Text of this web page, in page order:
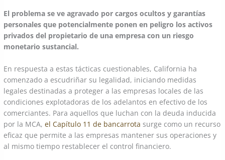
El problema se ve agravado por cargos ocultos y garantías
personales que potencialmente ponen en peligro los activos
privados del propietario de una empresa con un riesgo
monetario sustancial.
En respuesta a estas tácticas cuestionables, California ha
comenzado a escudriñar su legalidad, iniciando medidas
legales destinadas a proteger a las empresas locales de las
condiciones explotadoras de los adelantos en efectivo de los
comerciantes. Para aquellos que luchan con la deuda inducida
por la MCA, el Capítulo 11 de bancarrota surge como un recurso
eficaz que permite a las empresas mantener sus operaciones y
al mismo tiempo restablecer el control financiero.